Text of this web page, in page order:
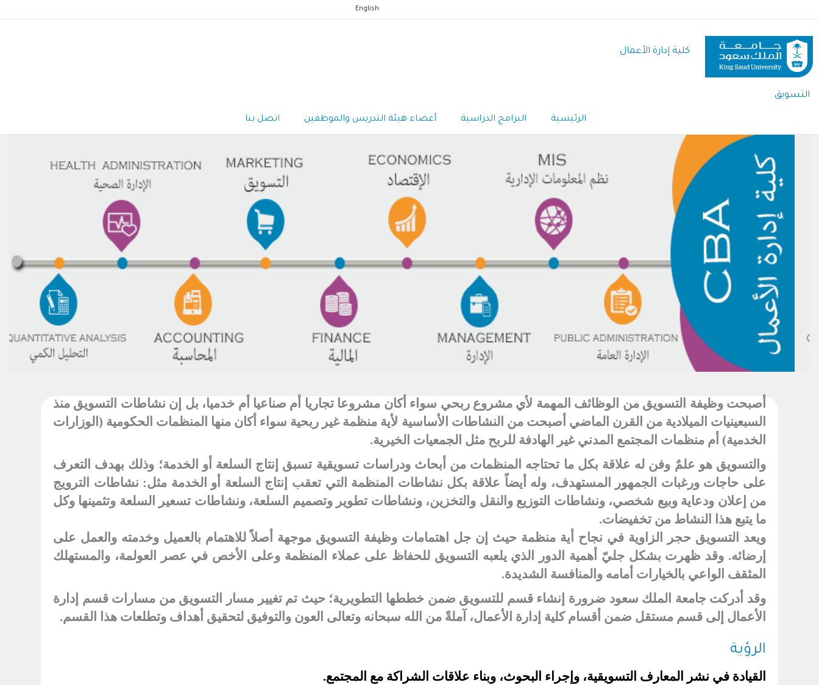
المحتوى
الرئيسي
English
كلية إدارة الأعمال
التسويق
الرئيسية البرامج الدراسية أعضاء هيئة التدريس والموظفين اتصل بنا
أصبحت وظيفة التسويق من الوظائف المهمة لأي مشروع ربحي سواء أكان مشروعا تجاريا أم صناعيا أم خدميا، بل إن نشاطات التسويق منذ
السبعينيات الميلادية من القرن الماضي أصبحت من النشاطات الأساسية لأية منظمة غير ربحية سواء أكان منها المنظمات الحكومية (الوزارات
الخدمية) أم منظمات المجتمع المدني غير الهادفة للربح مثل الجمعيات الخيرية.
والتسويق هو علمٌ وفن له علاقة بكل ما تحتاجه المنظمات من أبحاث ودراسات تسويقية تسبق إنتاج السلعة أو الخدمة؛ وذلك بهدف التعرف
على حاجات ورغبات الجمهور المستهدف، وله أيضاً علاقة بكل نشاطات المنظمة التي تعقب إنتاج السلعة أو الخدمة مثل: نشاطات الترويج
من إعلان ودعاية وبيع شخصي، ونشاطات التوزيع والنقل والتخزين، ونشاطات تطوير وتصميم السلعة، ونشاطات تسعير السلعة وتثمينها وكل
ما يتبع هذا النشاط من تخفيضات.
ويعد التسويق حجر الزاوية في نجاح أية منظمة حيث إن جل اهتمامات وظيفة التسويق موجهة أصلاً للاهتمام بالعميل وخدمته والعمل على
إرضائه. وقد ظهرت بشكل جليّ أهمية الدور الذي يلعبه التسويق للحفاظ على عملاء المنظمة وعلى الأخص في عصر العولمة، والمستهلك
المثقف الواعي بالخيارات أمامه والمنافسة الشديدة.
وقد أدركت جامعة الملك سعود ضرورة إنشاء قسم للتسويق ضمن خططها التطويرية؛ حيث تم تغيير مسار التسويق من مسارات قسم إدارة
الأعمال إلى قسم مستقل ضمن أقسام كلية إدارة الأعمال، آملةً من الله سبحانه وتعالى العون والتوفيق لتحقيق أهداف وتطلعات هذا القسم.
الرؤية
القيادة في نشر المعارف التسويقية، وإجراء البحوث، وبناء علاقات الشراكة مع المجتمع.